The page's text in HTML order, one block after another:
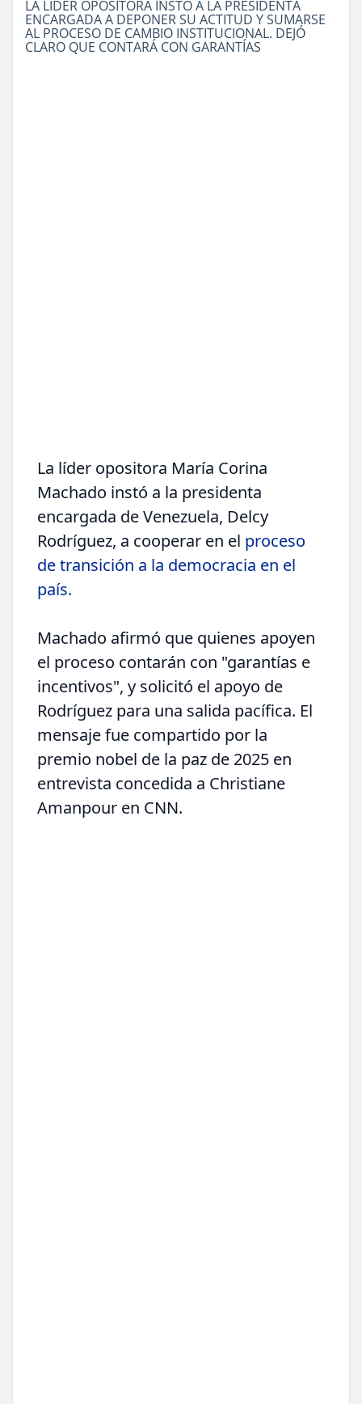
LA LÍDER OPOSITORA INSTÓ A LA PRESIDENTA
ENCARGADA A DEPONER SU ACTITUD Y SUMARSE
AL PROCESO DE CAMBIO INSTITUCIONAL. DEJÓ
CLARO QUE CONTARÁ CON GARANTÍAS
La líder opositora María Corina
Machado instó a la presidenta
encargada de Venezuela, Delcy
Rodríguez, a cooperar en el proceso
de transición a la democracia en el
país.
Machado afirmó que quienes apoyen
el proceso contarán con "garantías e
incentivos", y solicitó el apoyo de
Rodríguez para una salida pacífica. El
mensaje fue compartido por la
premio nobel de la paz de 2025 en
entrevista concedida a Christiane
Amanpour en CNN.